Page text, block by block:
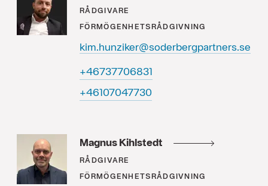
RÅDGIVARE
FÖRMÖGENHETSRÅDGIVNING
kim.hunziker@soderbergpartners.se
13860773764+
03774070164+
Magnus Kihlstedt
RÅDGIVARE
FÖRMÖGENHETSRÅDGIVNING